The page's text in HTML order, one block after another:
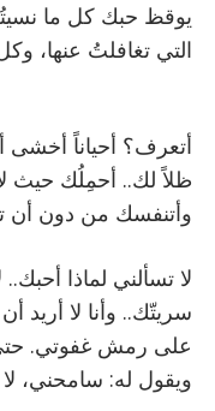
يوقظ حبك كل ما
التي تغافلتُ عنها،
أتعرف؟ أحياناً أخشى
ظلاً لك.. أحمِلُك حيث
وأتنفسك من دون أن
لا تسألني لماذا
سريتّك.. وأنا لا أريد
على رمش غفوتي. حتى
ويقول له: سامحني،